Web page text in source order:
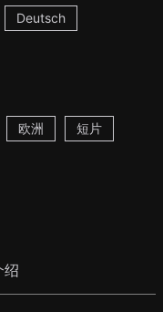
Deutsch
欧洲 短片
绍